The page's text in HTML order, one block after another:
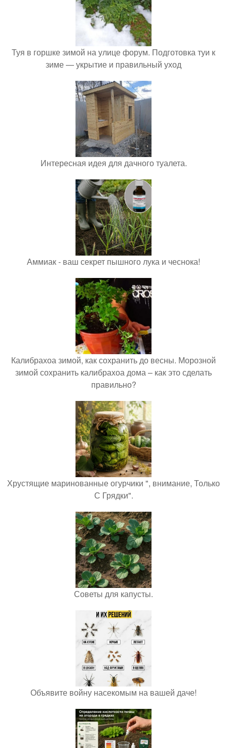
Туя в горшке зимой на улице форум. Подготовка туи к
зиме — укрытие и правильный уход
Интересная идея для дачного туалета.
Аммиак - ваш секрет пышного лука и чеснока!
Калибрахоа зимой, как сохранить до весны. Морозной
зимой сохранить калибрахоа дома – как это сделать
правильно?
Хрустящие маринованные огурчики ", внимание, Только
С Грядки".
Советы для капусты.
Объявите войну насекомым на вашей даче!